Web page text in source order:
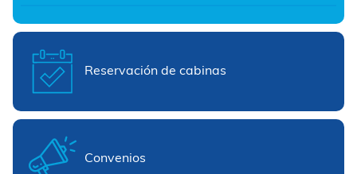
Reservación de cabinas
Convenios